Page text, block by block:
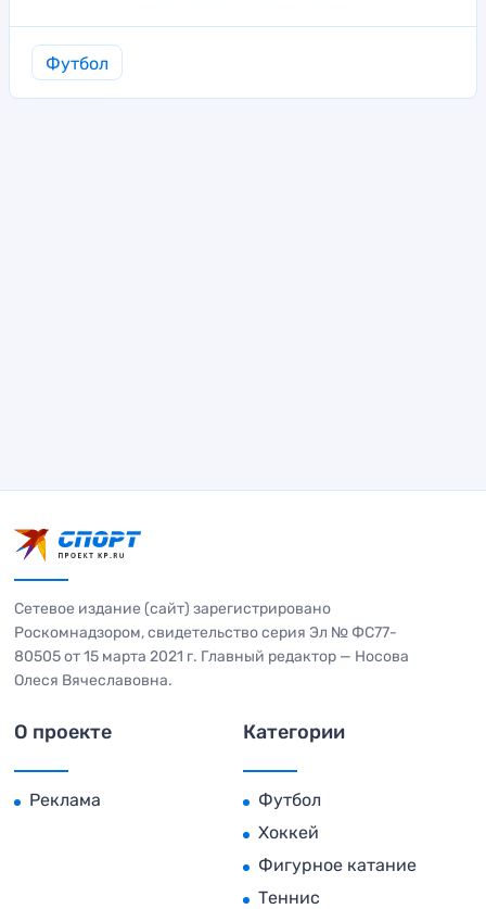
Футбол
Сетевое издание (сайт) зарегистрировано
Роскомнадзором, свидетельство серия Эл № ФС77-
80505 от 15 марта 2021 г. Главный редактор — Носова
Олеся Вячеславовна.
О проекте
Реклама
Категории
Футбол
Хоккей
Фигурное катание
Теннис